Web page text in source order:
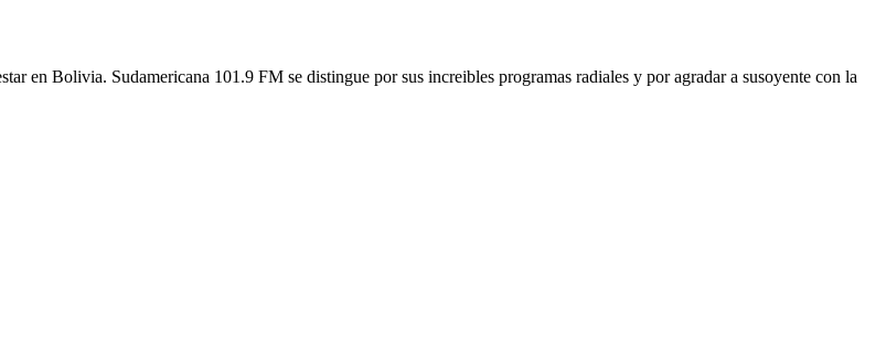
en Bolivia. Sudamericana 101.9 FM se distingue por sus increibles programas radiales y por agradar a susoyente con la